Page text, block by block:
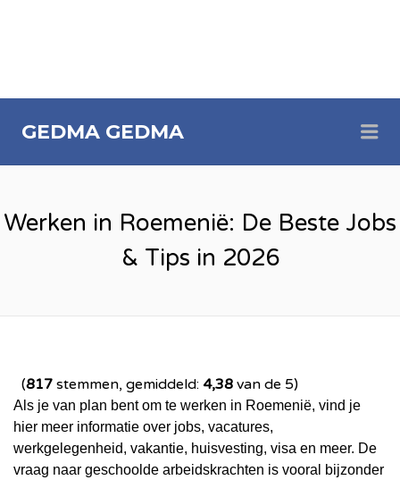
GEDMA GEDMA
Werken in Roemenië: De Beste Jobs
& Tips in 2026
(817 stemmen, gemiddeld: 4,38 van de 5)
Als je van plan bent om te werken in Roemenië, vind je
hier meer informatie over jobs, vacatures,
werkgelegenheid, vakantie, huisvesting, visa en meer. De
vraag naar geschoolde arbeidskrachten is vooral bijzonder